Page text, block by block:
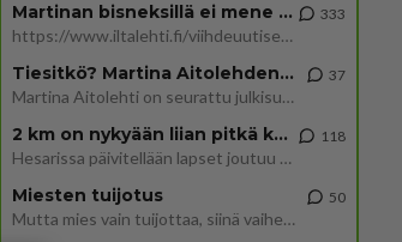
Martinan bisneksillä ei mene hyvin
https://www.iltalehti.fi/viihdeuutiset/a/c46da6ab-340f-4790-aaa7-0865eed2336 Yrityksen konkurssihakemus on tullut kärä
333
Tiesitkö? Martina Aitolehden isäpuoli on tämä suosittu laulaja
Martina Aitolehti on seurattu julkisuuden henkilö. Lähipiiriin mahtuu muitakin tunnettuja henkilöitä. Tiesitkö, että Ma
37
2 km on nykyään liian pitkä koulumatka
Hesarissa päivitellään lapset joutuu nyt kulkemaan 2 km kouluun jösses. Ruostefillarilla tuo matka menee vaikka miten äk
118
Miesten tuijotus
Mutta mies vain tuijottaa, siinä vaiheessa käännän itse pään pois. Mikä juttu? Yleensä jos joku tuijottaa tai katsoo, hä
50